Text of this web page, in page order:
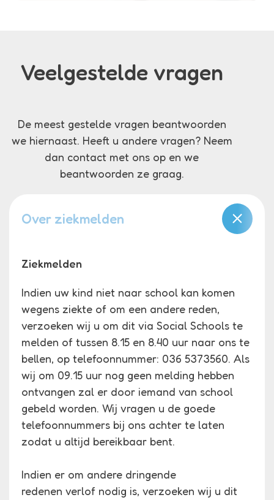
Veelgestelde vragen
De meest gestelde vragen beantwoorden
we hiernaast. Heeft u andere vragen? Neem
dan contact met ons op en we
beantwoorden ze graag.
Over ziekmelden
Ziekmelden
Indien uw kind niet naar school kan komen
wegens ziekte of om een andere reden,
verzoeken wij u om dit via Social Schools te
melden of tussen 8.15 en 8.40 uur naar ons te
bellen, op telefoonnummer: 036 5373560. Als
wij om 09.15 uur nog geen melding hebben
ontvangen zal er door iemand van school
gebeld worden. Wij vragen u de goede
telefoonnummers bij ons achter te laten
zodat u altijd bereikbaar bent.
Indien er om andere dringende
redenen verlof nodig is, verzoeken wij u dit